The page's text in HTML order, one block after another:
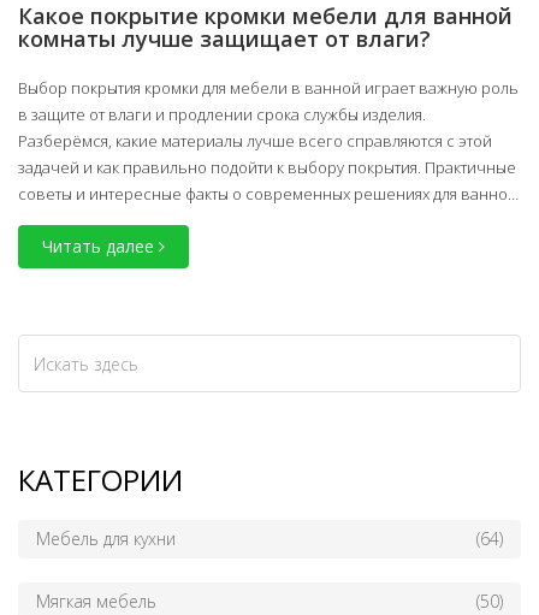
Какое покрытие кромки мебели для ванной
комнаты лучше защищает от влаги?
Выбор покрытия кромки для мебели в ванной играет важную роль
в защите от влаги и продлении срока службы изделия.
Разберёмся, какие материалы лучше всего справляются с этой
задачей и как правильно подойти к выбору покрытия. Практичные
советы и интересные факты о современных решениях для ванной
комнаты помогут вам сделать правильный выбор.
Читать далее
КАТЕГОРИИ
Мебель для кухни (64)
Мягкая мебель (50)